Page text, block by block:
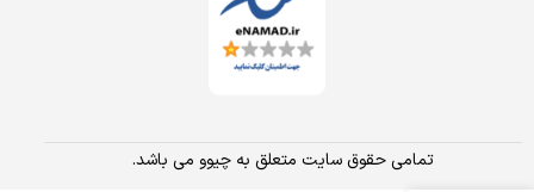
تمامی حقوق سایت متعلق به چیوو می باشد.